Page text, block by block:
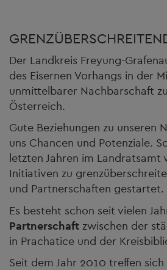
Der Landkreis Freyung-
des Eisernen Vorhangs in der
unmittelbarer Nachbarschaft
Österreich.
Gute Beziehungen zu unseren
uns Chancen und Potenziale.
letzten Jahren im Landratsamt
Initiativen zu
und Partnerschaften gestartet.
Es besteht schon seit vielen
Partnerschaft zwischen der
in Prachatice und der
Seit dem Jahr 2010 treffen sich